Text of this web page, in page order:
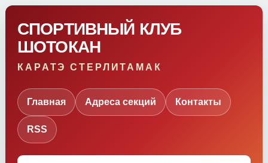
СПОРТИВНЫЙ КЛУБ
ШОТОКАН
КАРАТЭ СТЕРЛИТАМАК
Главная Адреса секций Контакты
RSS